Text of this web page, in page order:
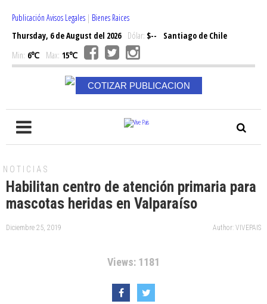
Publicación Avisos Legales | Bienes Raices
Thursday, 6 de August del 2026Dólar: $--
Santiago de Chile
Min: 6℃ Max: 15℃
COTIZAR PUBLICACION
NOTICIAS
Habilitan centro de atención primaria para
mascotas heridas en Valparaíso
Diciembre 25, 2019 Author: VIVEPAIS
Views: 1181